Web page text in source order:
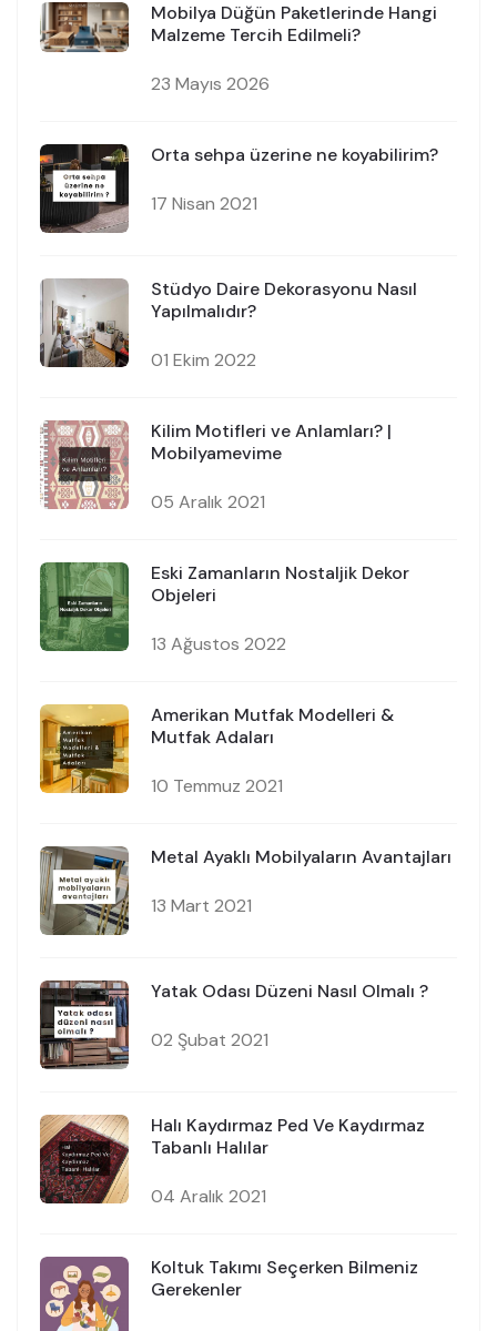
Mobilya Düğün Paketlerinde Hangi
Malzeme Tercih Edilmeli?
23 Mayıs 2026
Orta sehpa üzerine ne koyabilirim?
17 Nisan 2021
Stüdyo Daire Dekorasyonu Nasıl
Yapılmalıdır?
01 Ekim 2022
Kilim Motifleri ve Anlamları? |
Mobilyamevime
05 Aralık 2021
Eski Zamanların Nostaljik Dekor
Objeleri
13 Ağustos 2022
Amerikan Mutfak Modelleri &
Mutfak Adaları
10 Temmuz 2021
Metal Ayaklı Mobilyaların Avantajları
13 Mart 2021
Yatak Odası Düzeni Nasıl Olmalı ?
02 Şubat 2021
Halı Kaydırmaz Ped Ve Kaydırmaz
Tabanlı Halılar
04 Aralık 2021
Koltuk Takımı Seçerken Bilmeniz
Gerekenler